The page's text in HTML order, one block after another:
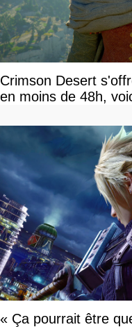
Crimson Desert
en moins de 48h,
« Ça pourrait être